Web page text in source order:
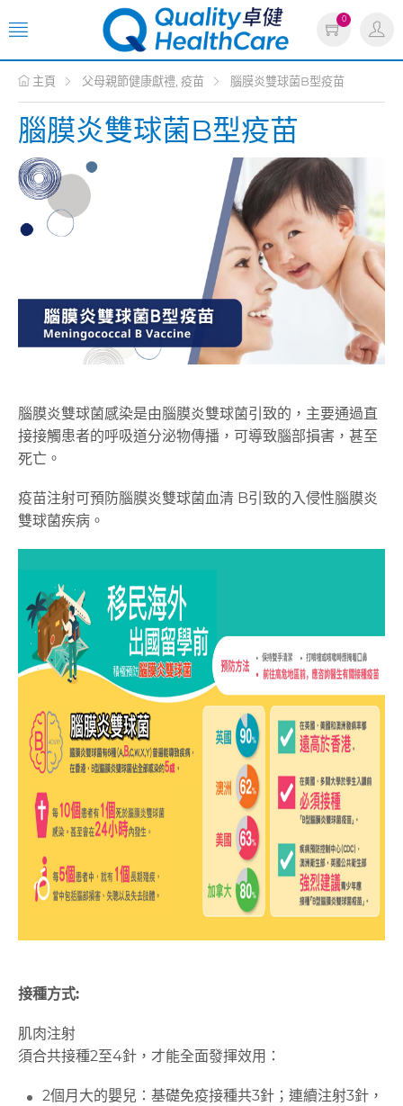
0
主頁 父母親節健康獻禮, 疫苗 腦膜炎雙球菌B型疫苗
腦膜炎雙球菌B型疫苗
腦膜炎雙球菌感染是由腦膜炎雙球菌引致的，主要通過直
接接觸患者的呼吸道分泌物傳播，可導致腦部損害，甚至
死亡。
疫苗注射可預防腦膜炎雙球菌血清 B引致的入侵性腦膜炎
雙球菌疾病。
接種方式:
肌肉注射
須合共接種2至4針，才能全面發揮效用：
2個月大的嬰兒：基礎免疫接種共3針；連續注射3針，